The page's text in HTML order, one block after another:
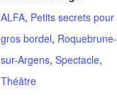
ALFA, Petits secrets pour
gros bordel, Roquebrune-
sur-Argens, Spectacle,
Théâtre